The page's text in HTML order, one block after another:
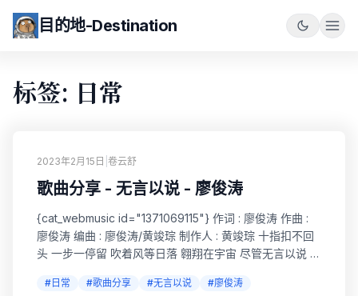
目的地-Destination
标签: 日常
2023年2月15日 卷云舒
歌曲分享 - 无言以说 - 廖俊涛
{cat_webmusic id="1371069115"} 作词 : 廖俊涛 作曲 :
廖俊涛 编曲 : 廖俊涛/黄竣琮 制作人 : 黄竣琮 十指扣不回
头 一步一停留 吹着风等日落 翱翔在宇宙 尽管无言以说 也
完 你每一场梦 竟然无言以说 一点一点蔓延到尽头 热情一
#日常 #歌曲分享 #无言以说 #廖俊涛